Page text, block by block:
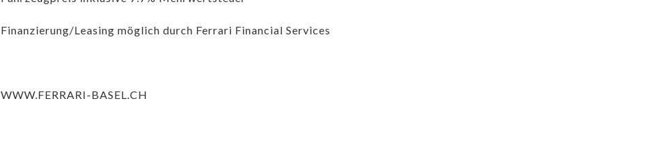
Finanzierung/Leasing möglich durch Ferrari Financial Services
WWW.FERRARI-BASEL.CH